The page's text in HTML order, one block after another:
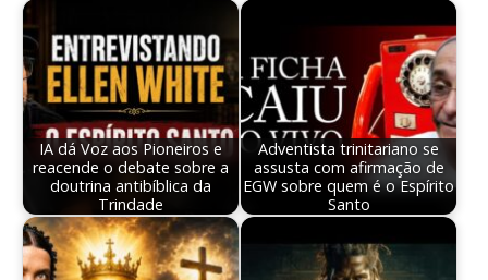
IA dá Voz aos Pioneiros e
reacende o debate sobre a
doutrina antibíblica da
Trindade
Adventista trinitariano se
assusta com afirmação de
EGW sobre quem é o Espírito
Santo